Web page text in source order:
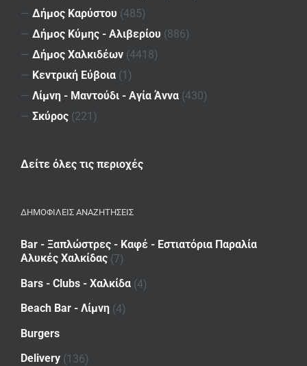
— Δήμος Καρύστου (485)
— Δήμος Κύμης - Αλιβερίου (886)
— Δήμος Χαλκιδέων (4418)
— Κεντρική Εύβοια (1)
— Λίμνη - Μαντούδι - Αγία Άννα (430)
— Σκύρος (221)
Δείτε όλες τις περιοχές
ΔΗΜΟΦΙΛΕΙΣ ΑΝΑΖΗΤΗΣΕΙΣ
Bar - Ξαπλώστρες - Καφέ - Εστιατόρια Παραλία
Αλυκές Χαλκίδας (7)
Bars - Clubs - Χαλκίδα (4)
Beach Bar - Λίμνη (4)
Burgers
Delivery (136)